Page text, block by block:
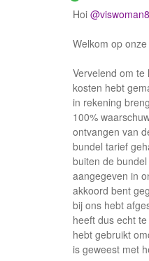
Hoi
Welkom op
Vervelend om te
kosten hebt
in rekening
100%
ontvangen van
bundel tarief
buiten de
aangegeven in
akkoord bent
bij ons hebt
heeft dus echt
hebt gebruikt
is geweest met